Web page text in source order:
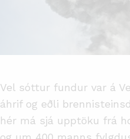
Vel sóttur fundur var á
áhrif og eðli
hér má sjá upptöku frá